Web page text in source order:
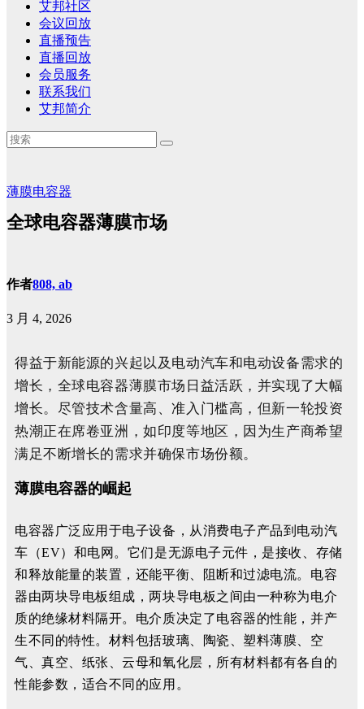
艾邦社区
会议回放
直播预告
直播回放
会员服务
联系我们
艾邦简介
薄膜电容器
全球电容器薄膜市场
作者808, ab
3 月 4, 2026
得益于新能源的兴起以及电动汽车和电动设备需求的
增长，全球电容器薄膜市场日益活跃，并实现了大幅
增长。尽管技术含量高、准入门槛高，但新一轮投资
热潮正在席卷亚洲，如印度等地区，因为生产商希望
满足不断增长的需求并确保市场份额。
薄膜电容器的崛起
电容器广泛应用于电子设备，从消费电子产品到电动汽
车（EV）和电网。它们是无源电子元件，是接收、存储
和释放能量的装置，还能平衡、阻断和过滤电流。电容
器由两块导电板组成，两块导电板之间由一种称为电介
质的绝缘材料隔开。电介质决定了电容器的性能，并产
生不同的特性。材料包括玻璃、陶瓷、塑料薄膜、空
气、真空、纸张、云母和氧化层，所有材料都有各自的
性能参数，适合不同的应用。